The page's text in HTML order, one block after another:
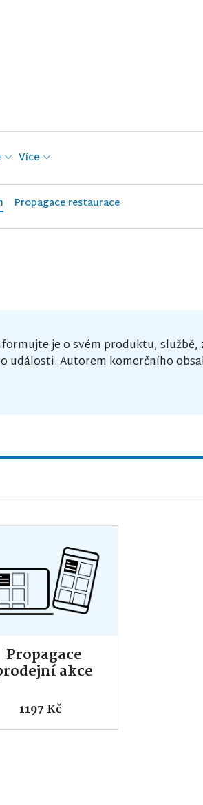
Více
Propagace restaurace
je o svém produktu, službě,
Autorem komerčního
Propagace
akce
1197 Kč